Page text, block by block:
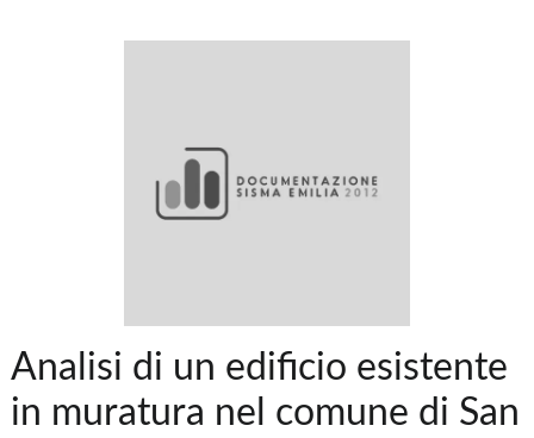
Analisi di un edificio esistente
in muratura nel comune di San